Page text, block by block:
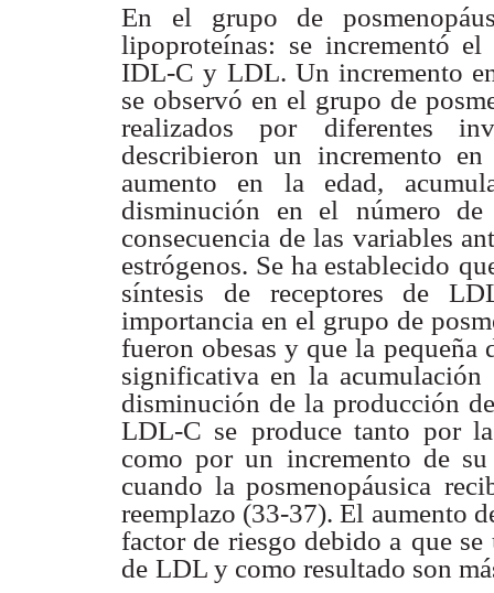
En el grupo de
lipoproteínas: se incrementó el
IDL-C y LDL. Un incremento
se observó en el grupo de
realizados por
diferentes
describieron un incremento
aumento en la edad,
disminución en el
número
consecuencia de las variables
estrógenos. Se ha establecido
síntesis
de receptores de
importancia en el grupo de
fueron obesas y que la pequeña
significativa en la acumulación
disminución de la producción
LDL-C se produce tanto por
como por un incremento de su
cuando la posmenopáusica
reemplazo (33-37). El aumento
factor de riesgo debido a que
de LDL y como resultado son